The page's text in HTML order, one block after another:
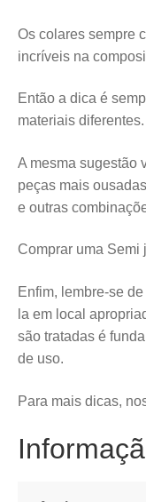
Os colares sempre
incríveis na
Então a dica é
materiais diferentes.
A mesma sugestão
peças mais
e outras
Comprar uma Semi
Enfim, lembre-se
la em local
são tratadas é
de uso.
Para mais dicas,